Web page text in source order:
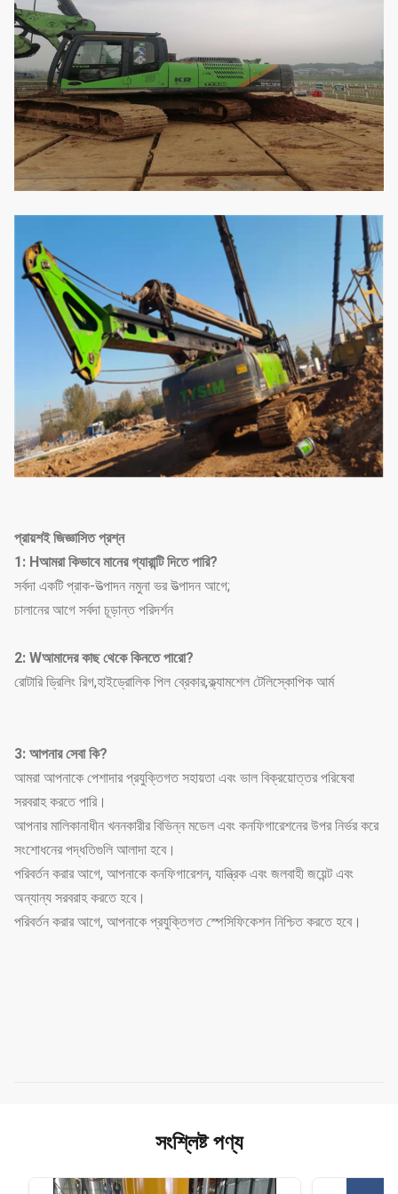
অপারেটিং প্রস্থ মিমি
পরিবহন উচ্চতা মিমি 3645
পরিবহন প্রস্থ মিমি 3000
পরিবহন দৈর্ঘ্য মিমি 14035
4
KR125-
18
প্রায়শই জিজ্ঞাসিত প্রশ্ন
1: Hআমরা কিভাবে মানের গ্যারান্টি দিতে পারি?
সর্বদা একটি প্রাক-উত্পাদন নমুনা ভর উত্পাদন আগে;
চালানের আগে সর্বদা চূড়ান্ত পরিদর্শন
2: Wআমাদের কাছ থেকে কিনতে পারো?
রোটারি ড্রিলিং রিগ,হাইড্রোলিক পিল ব্রেকার,ক্ল্যামশেল টেলিস্কোপিক আর্ম
3: আপনার সেবা কি?
আমরা আপনাকে পেশাদার প্রযুক্তিগত সহায়তা এবং ভাল বিক্রয়োত্তর পরিষেবা
সরবরাহ করতে পারি।
আপনার মালিকানাধীন খননকারীর বিভিন্ন মডেল এবং কনফিগারেশনের উপর নির্ভর করে
সংশোধনের পদ্ধতিগুলি আলাদা হবে।
পরিবর্তন করার আগে, আপনাকে কনফিগারেশন, যান্ত্রিক এবং জলবাহী জয়েন্ট এবং
অন্যান্য সরবরাহ করতে হবে।
পরিবর্তন করার আগে, আপনাকে প্রযুক্তিগত স্পেসিফিকেশন নিশ্চিত করতে হবে।
সংশ্লিষ্ট পণ্য